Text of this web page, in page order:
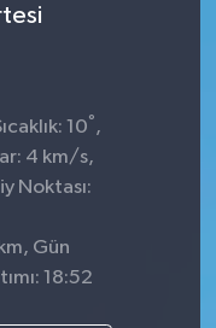
10° ,
4 km/s,
Noktası:
Gün
18:52